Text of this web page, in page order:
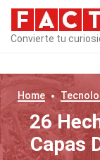
Convierte tu
Home
26
Capas